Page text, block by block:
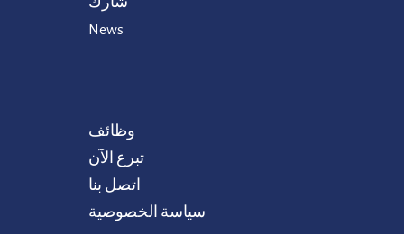
News
وظائف
تبرع الآن
اتصل بنا
سياسة الخصوصية